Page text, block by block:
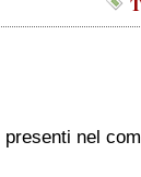
presenti nel